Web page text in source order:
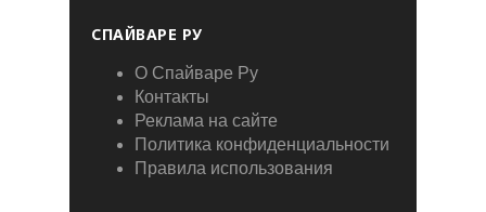
СПАЙВАРЕ РУ
О Спайваре Ру
Контакты
Реклама на сайте
Политика конфиденциальности
Правила использования